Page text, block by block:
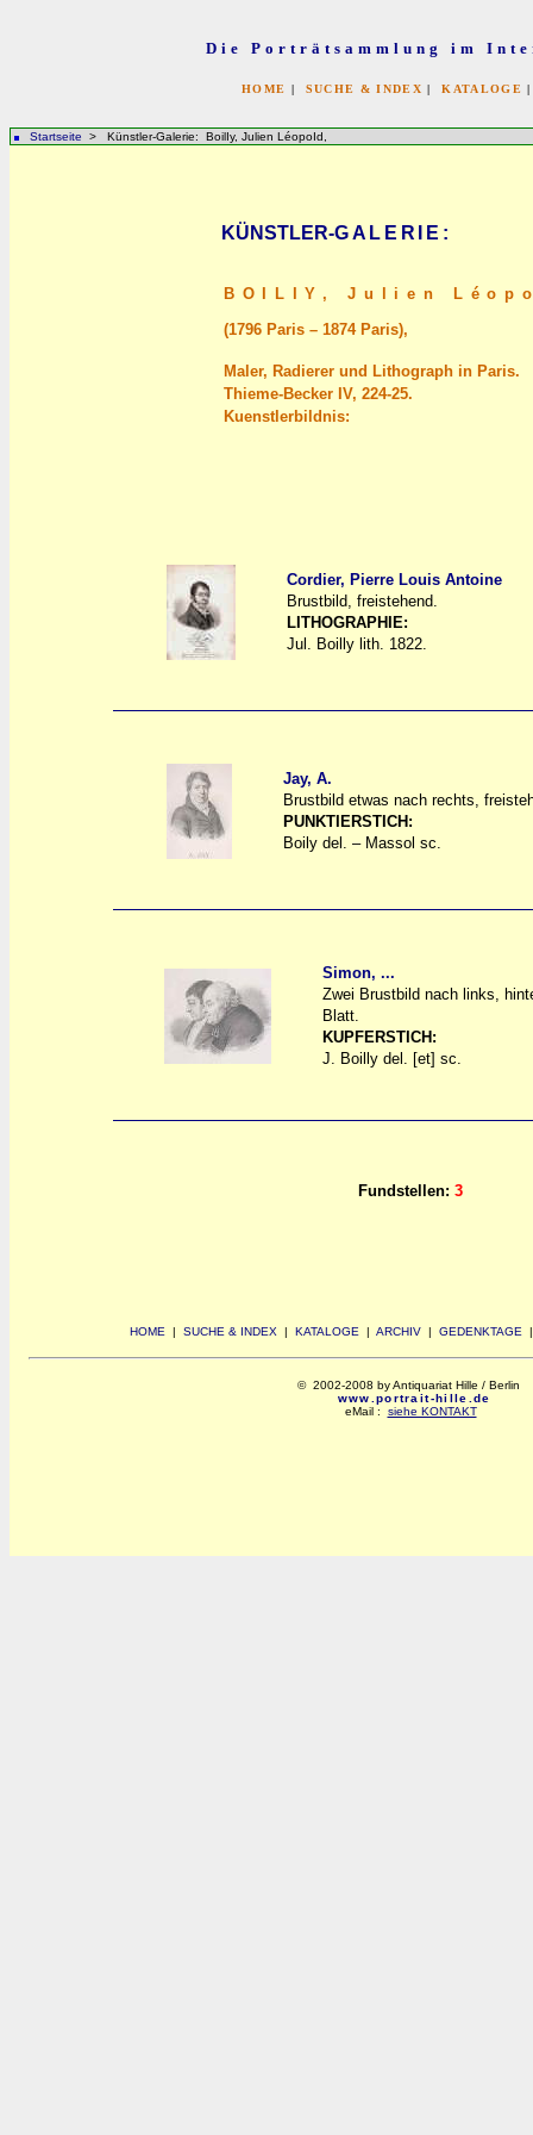
Die Porträtsammlung im
HOME | SUCHE & INDEX |KATALOGE
Startseite > Künstler-Galerie: BoilIy, Julien LéopoId,
KÜNSTLER-GALERIE :
BOILIY,
Julien
(1796 Paris – 1874 Paris),
Maler, Radierer und Lithograph in Paris.
Thieme-Becker IV, 224-25.
Kuenstlerbildnis:
Cordier, Pierre Louis Antoine
Brustbild, freistehend.
LITHOGRAPHIE:
Jul. Boilly lith. 1822.
Jay, A.
Brustbild etwas nach rechts,
PUNKTIERSTICH:
Boily del. – Massol sc.
Simon, ...
Zwei Brustbild nach links,
Blatt.
KUPFERSTICH:
J. Boilly del. [et] sc.
Fundstellen: 3
HOME | SUCHE & INDEX | KATALOGE | ARCHIV | GEDENKTAGE
© 2002-2008 by Antiquariat Hille / Berlin
www.portrait-hille.de
eMail : siehe KONTAKT